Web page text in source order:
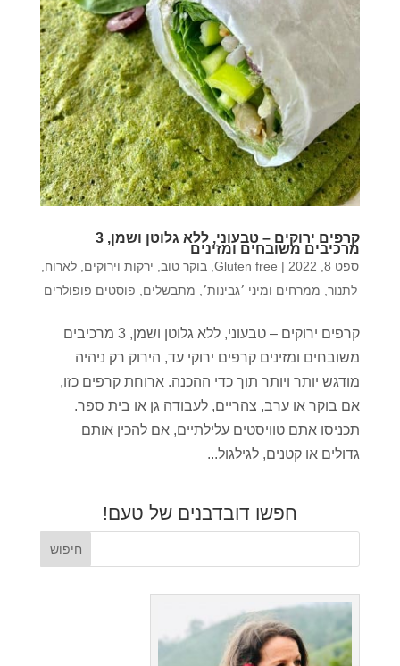
קרפים ירוקים – טבעוני, ללא גלוטן ושמן, 3
מרכיבים משובחים ומזינים
ספט 8, 2022 |
Gluten free בוקר טוב ירקות וירוקים לארוח
לתנור ממרחים ומיני ׳גבינות׳ מתבשלים פוסטים פופולרים
קרפים ירוקים – טבעוני, ללא גלוטן ושמן, 3 מרכיבים
משובחים ומזינים קרפים ירוקי עד, הירוק רק ניהיה
מודגש יותר ויותר תוך כדי ההכנה. ארוחת קרפים כזו,
אם בוקר או ערב, צהריים, לעבודה גן או בית ספר.
תכניסו אתם טוויסטים עלילתיים, אם להכין אותם
גדולים או קטנים, לגילגול...
חפשו דובדבנים של טעם!